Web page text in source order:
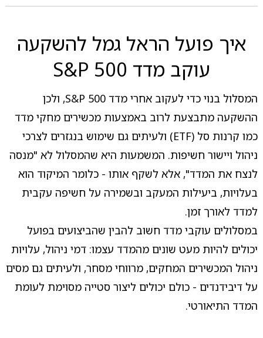
איך פועל הראל גמל להשקעה
עוקב מדד S&P 500
המסלול בנוי כדי לעקוב אחרי מדד S&P 500, ולכן
ההשקעה מתבצעת לרוב באמצעות מכשירים מחקי מדד
כמו קרנות סל (ETF) ולעיתים גם שימוש בנגזרים לצרכי
ניהול ויישור חשיפות. המשמעות היא שהמסלול לא "מנסה
לנצח את המדד", אלא לשקף אותו - כלומר המיקוד הוא
בעלויות, ביעילות המעקב ובשמירה על חשיפה עקבית
למדד לאורך זמן.
במסלולים עוקבי מדד חשוב להבין שהביצועים בפועל
יכולים להיות מעט שונים מהמדד עצמו: דמי ניהול, עלויות
ניהול המכשירים המחקים, מרווחי מסחר, ולעיתים גם מסים
על דיבידנדים - כולם יכולים ליצור סטייה מסוימת לעומת
המדד התיאורטי.